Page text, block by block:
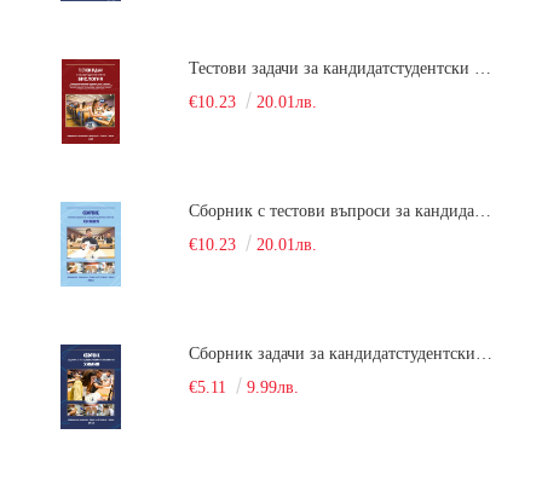
€10.23
20.01лв.
€10.23
20.01лв.
€5.11
9.99лв.